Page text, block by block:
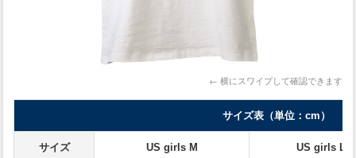
← 横にスワイプして確認できます
サイズ表（単位：cm）
サイズ US girls M US girls L